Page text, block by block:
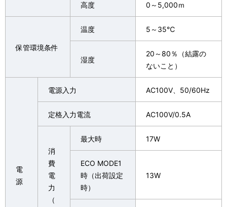
高度 0～5,000ｍ
保管環境条件
温度 5～35℃
湿度
20～80％（結露の
ないこと）
電
源
電源入力 AC100V、50/60Hz
定格入力電流 AC100V/0.5A
消
費
電
力
（
最大時 17W
ECO MODE1
時（出荷設定
時）
13W